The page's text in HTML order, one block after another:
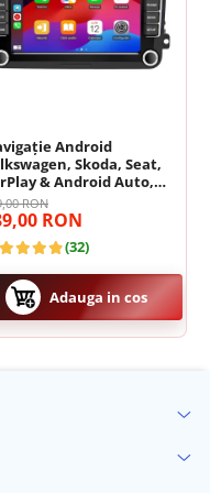
Procesor DSP
digital de
benzi . Acesta permite
clar, un bas
pentru
Android
Skoda, Seat,
& Android Auto,
7"|Compatibil Golf
6, Jetta, Passat
B7/CC, Polo, Tiguan,
RON
RON
(32)
Adauga in cos